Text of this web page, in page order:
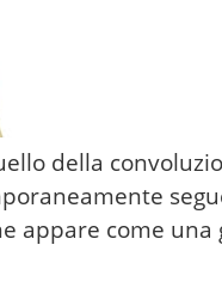
della
appare come